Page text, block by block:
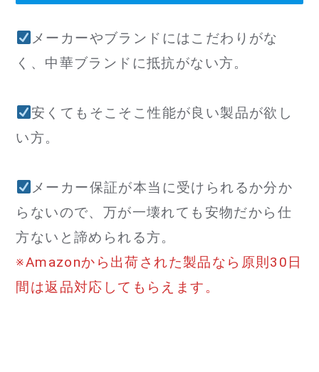
メーカーやブランドにはこだわりがな
く、中華ブランドに抵抗がない方。
安くてもそこそこ性能が良い製品が欲し
い方。
メーカー保証が本当に受けられるか分か
らないので、万が一壊れても安物だから仕
方ないと諦められる方。
※Amazonから出荷された製品なら原則30日
間は返品対応してもらえます。